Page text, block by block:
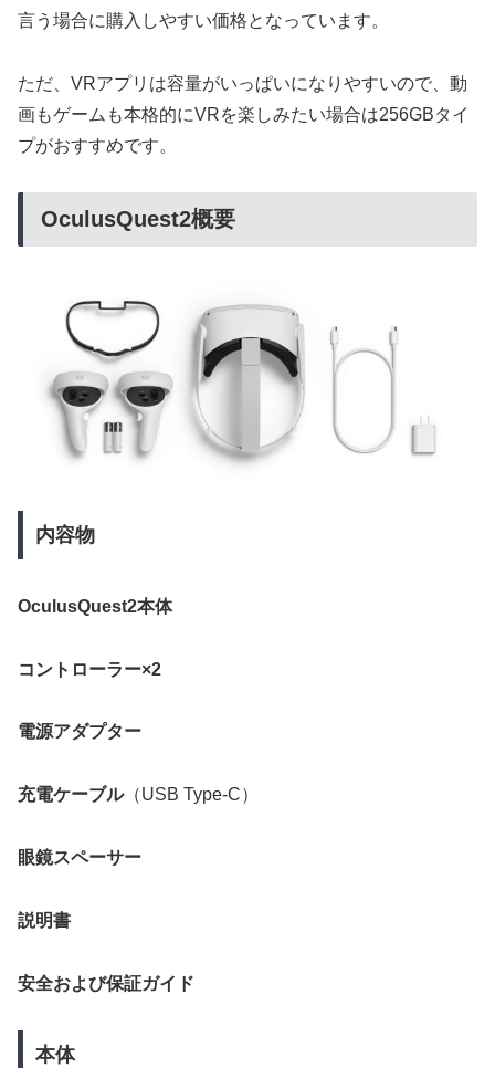
言う場合に購入しやすい価格となっています。
ただ、VRアプリは容量がいっぱいになりやすいので、動
画もゲームも本格的にVRを楽しみたい場合は256GBタイ
プがおすすめです。
OculusQuest2概要
内容物
OculusQuest2本体
コントローラー×2
電源アダプター
充電ケーブル（USB Type-C）
眼鏡スペーサー
説明書
安全および保証ガイド
本体